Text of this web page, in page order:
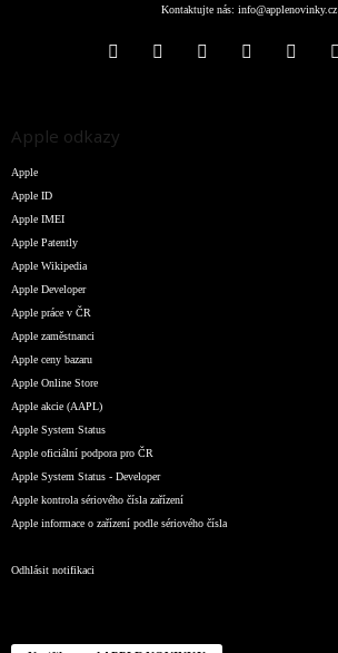
Kontaktujte nás: info@applenovinky.cz
Apple odkazy
Apple
Apple ID
Apple IMEI
Apple Patently
Apple Wikipedia
Apple Developer
Apple práce v ČR
Apple zaměstnanci
Apple ceny bazaru
Apple Online Store
Apple akcie (AAPL)
Apple System Status
Apple oficiální podpora pro ČR
Apple System Status - Developer
Apple kontrola sériového čísla zařízení
Apple informace o zařízení podle sériového čísla
Odhlásit notifikaci